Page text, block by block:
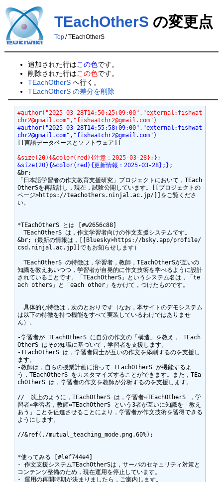
TEachOtherS の変更点
Top/ TEachOtherS
追加された行はこの色です。
削除された行はこの色です。
TEachOtherS へ行く。
TEachOtherS の差分を削除
#author("2025-03-28T14:50:25+09:00","external:fishwat
chr2@gmail.com","fishwatchr2@gmail.com")
#author("2025-03-28T14:55:58+09:00","external:fishwat
chr2@gmail.com","fishwatchr2@gmail.com")
[[言語データベースとソフトウェア]]
&size(20){&color(red){注意：2025-03-28};};
&size(20){&color(red){更新情報：2025-03-28};};
&br;
「日本語学習者の作文教育支援研究」プロジェクトにおいて，TEach
OtherSを再設計し，現在，試験公開しています。[[プロジェクトの
ページ>https://teachothers.ninjal.ac.jp/]]をご覧くださ
い。
*TEachOtherS とは [#w2656c88]
TEachOtherS は，作文学習者向けの作文支援システムです。
&br;（最新の情報は，[[Bluesky>https://bsky.app/profile/
csd.ninjal.ac.jp]]でもお知らせします）
TEachOtherS の特徴は，学習者，教師，TEachOtherSが互いの
知識を教えあいつつ，学習者が自発的に作文技術を学べるように設計
されていることです。「TEachOtherS」というシステム名は，「te
ach others」と「each other」をかけて，つけたものです。
具体的な特徴は，次のとおりです（なお，本サイトのデモシステム
は以下の特徴を持つ機能をすべて実装しているわけではありませ
ん）。
-学習者が TEachOtherS に自分の作文の「構造」を教え， TEach
OtherS はその知識に基づいて，学習者を支援します。
-TEachOtherS は，学習者同士が互いの作文を添削するのを支援し
ます。
-教師は，自らの授業計画に沿って TEachOtherS が機能するよ
う，TEachOtherS をカスタマイズすることができます。また，TEa
chOtherS は，学習者の作文を教師が分析するのを支援します。
//　以上のように，TEachOtherS は，学習者⇔TEachOtherS ，学
習者⇔学習者，教師⇔TEachOtherS という3者が互いに知識を「教え
あう」ことを促進させることにより，学習者が作文技術を習得できる
ようにします。
//&ref(./mutual_teaching_mode.png,60%);
*使ってみる [#lef744e4]
- 作文支援システムTEachOtherSは，サーバのセキュリティ対策と
コンテンツ整備のため，現在運用を停止しています。
- 運用の再開時期が決まりましたら，ご案内します。